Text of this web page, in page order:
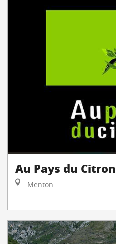
Au Pays du Citron
Menton